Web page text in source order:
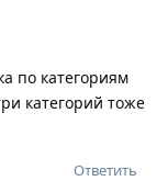
по категориям
категорий тоже
Ответить